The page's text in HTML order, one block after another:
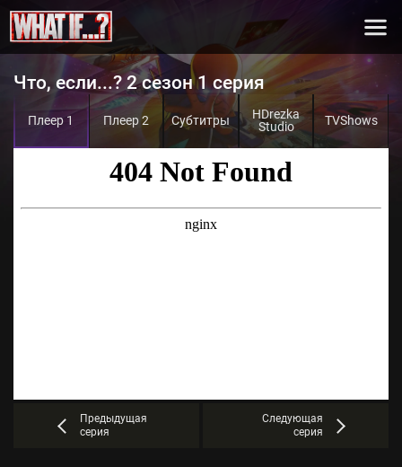
Что, если...? 2 сезон 1 серия
Плеер 1 Плеер 2 Субтитры
HDrezka
Studio
TVShows
Предыдущая
серия
Следующая
серия